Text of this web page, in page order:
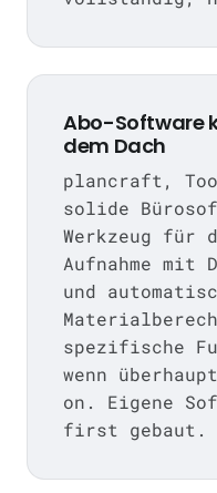
Abo-Software
dem Dach
plancraft,
solide
Werkzeug für
Aufnahme mit
und
spezifische
wenn
on. Eigene
first gebaut.